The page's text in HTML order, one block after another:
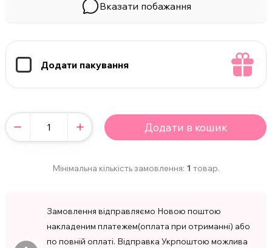
Вказати побажання
Додати пакування
Додати в кошик
Мінімальна кількість замовлення: 1 товар.
Замовлення відправляємо Новою поштою
накладеним платежем(оплата при отриманні) або
по повній оплаті. Відправка Укрпоштою можлива